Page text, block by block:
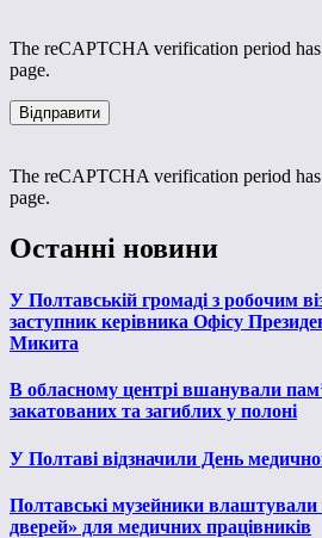
The reCAPTCHA verification period has
page.
The reCAPTCHA verification period has
page.
Останні новини
У Полтавській громаді з робочим
заступник керівника Офісу
Микита
В обласному центрі вшанували
закатованих та загиблих у полоні
У Полтаві відзначили День
Полтавські музейники влаштували
дверей» для медичних працівників